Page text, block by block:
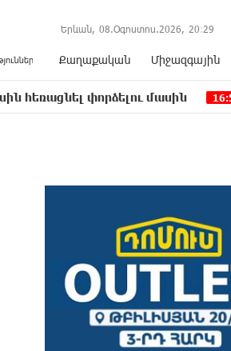
Երևան, 08.Օգոստոս.2026, 20:29
Քաղաքական Միջազգային
մասին 16:50